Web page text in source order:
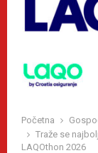
Početna
Traže se
LAQOthon 2026